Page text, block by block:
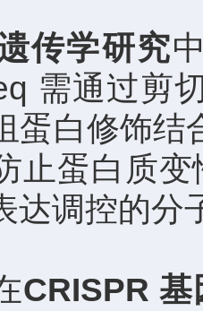
传学研究
需通过剪
蛋白修饰结
止蛋白质
达调控的分
CRISPR